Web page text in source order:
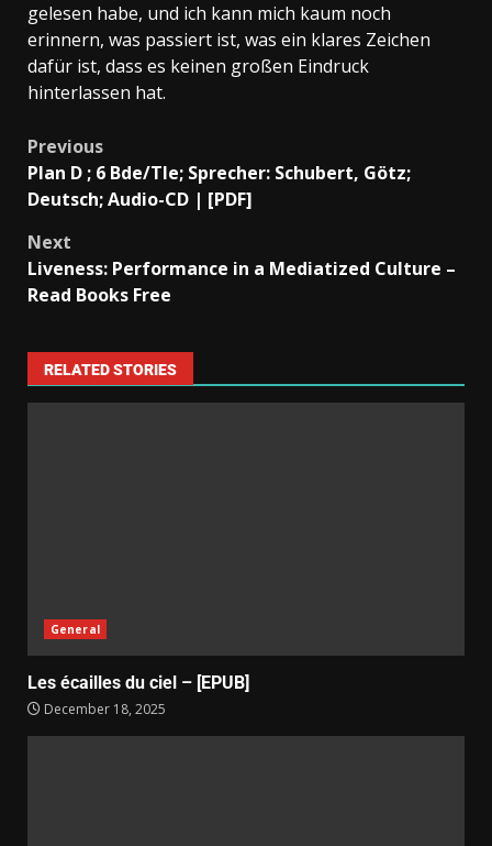
gelesen habe, und ich kann mich kaum noch
erinnern, was passiert ist, was ein klares Zeichen
dafür ist, dass es keinen großen Eindruck
hinterlassen hat.
Previous
Plan D ; 6 Bde/Tle; Sprecher: Schubert, Götz;
Deutsch; Audio-CD | [PDF]
Next
Liveness: Performance in a Mediatized Culture –
Read Books Free
RELATED STORIES
General
Les écailles du ciel – [EPUB]
December 18, 2025